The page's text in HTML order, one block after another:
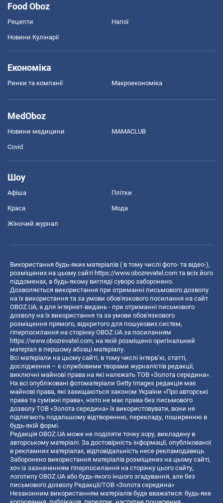
Food Oboz
Рецепти Напої
Новини Кулінарії
Економіка
Ринки та компанії Макроекономіка
MedOboz
Новини медицини MAMACLUB
Covid
Шоу
Афіша Плітки
Краса Мода
Жіночий журнал
Використання будь-яких матеріалів ( в тому числі фото- та відео-),
розміщених на цьому сайті https://www.obozrevatel.com та всіх його
піддоменах, в будь-якому вигляді суворо заборонено.
Дозволяється використання при отриманні письмового дозволу
на їх використання та за умови обов'язкового посилання на сайт
OBOZ.UA, а для інтернет-видань - при отриманні письмового
дозволу на їх використання та за умови обов'язкового
розміщення прямого, відкритого для пошукових систем,
гіперпосилання на сторінку OBOZ.UA за посиланням
https://www.obozrevatel.com, на якій розміщено оригінальний
матеріал в першому абзаці матеріалу.
Всі матеріали на цьому сайті, в тому числі інтерв’ю, статті,
дослідження – є службовими творами журналістів редакції,
виключні майнові права на які належать ТОВ «Золота середина».
На всі опубліковані фотоматеріали Getty Images редакція має
майнові права, які захищаються законом України «Про авторські
права та суміжні права», ніхто не має права без письмового
дозволу ТОВ «Золота середина» їх використовувати, вони не
підлягають подальшому відтворенню, перекладу, поширенню в
будь-якій формі.
Редакція OBOZ.UA може не поділяти точку зору, викладену в
авторському матеріалі. За достовірність інформації, опублікованої
в рекламних матеріалах, відповідальність несе рекламодавець.
Заборонено використання матеріалів розміщених на цьому сайті,
хоч із зазначенням гіперпосилання на сторінку цього сайту,
логотипу OBOZ.UA або будь-якого іншого згадування, але без
письмового дозволу Редакції/ТОВ «Золота середина»
Незаконним використанням матеріалів буде вважатися: будь-яке